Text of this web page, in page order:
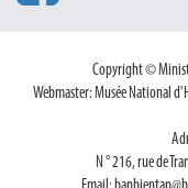
Copyright ©
Webmaster: Musée National
N ° 216, rue de